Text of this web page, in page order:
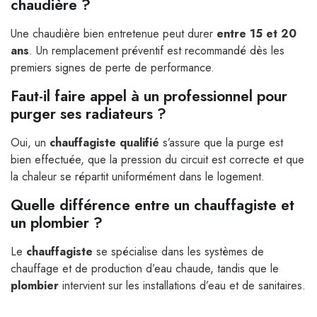
chaudière ?
Une chaudière bien entretenue peut durer entre 15 et 20
ans. Un remplacement préventif est recommandé dès les
premiers signes de perte de performance.
Faut-il faire appel à un professionnel pour
purger ses radiateurs ?
Oui, un chauffagiste qualifié s’assure que la purge est
bien effectuée, que la pression du circuit est correcte et que
la chaleur se répartit uniformément dans le logement.
Quelle différence entre un chauffagiste et
un plombier ?
Le chauffagiste se spécialise dans les systèmes de
chauffage et de production d’eau chaude, tandis que le
plombier intervient sur les installations d’eau et de sanitaires.